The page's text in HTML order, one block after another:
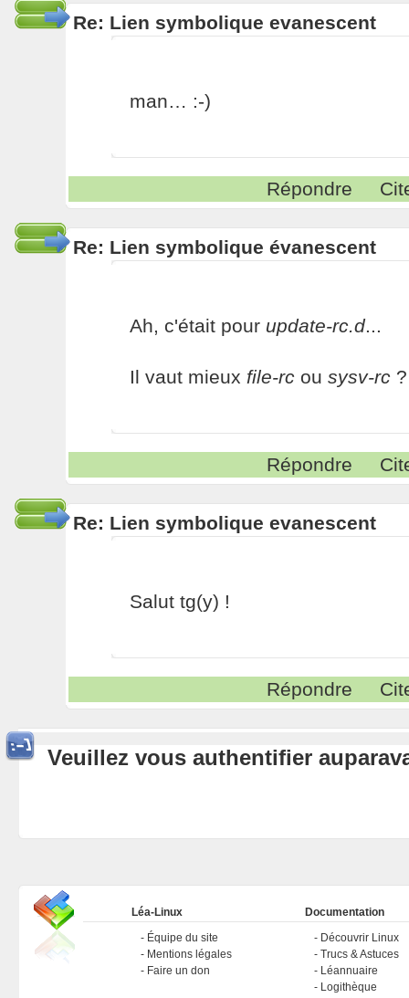
Re: Lien symbolique evanescent
man… :-)
Répondre
Re: Lien symbolique évanescent
Ah, c'était pour update-rc.d...
Il vaut mieux file-rcou sysv-rc?
Répondre
Re: Lien symbolique evanescent
Salut tg(y) !
Répondre
Veuillez vous authentifier
Léa-Linux
Équipe du site
Mentions légales
Faire un don
Documentation
Découvrir Linux
Trucs & Astuces
Léannuaire
Logithèque